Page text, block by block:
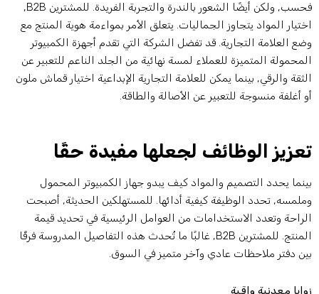
فحسب, ولكن أيضًا الشعور بالندرة والتجربة الفريدة. للمشترين B2B,
المواد يتجاوز الجماليات. يتعلق الأمر بمواءمة هوية المنتج مع
العلامة التجارية. قد تفضل الشركة التي تقدم أجهزة الكمبيوتر
المتميزة للعملاء لمسة نهائية من الجلد الناعم للتعبير عن
والرقي, بينما يمكن للعلامة التجارية الإبداعية اختيار قماش ملون
أغلفة منسوجة للتعبير عن الأصالة والطاقة.
الوظائف لجعلها مفيدة حقًا
يحدد التصميم والمواد كيف يبدو جهاز الكمبيوتر المحمول
تحدد الوظيفة كيفية أدائها. للمستهلكين الحديثة, أصبحت
وتعدد الاستخدامات من العوامل الرئيسية في تحديد قيمة
المنتج. للمشترين B2B, غالبًا ما تُحدث هذه التفاصيل المدروسة فرقًا
دفتر ملاحظات عادي وآخر متميز في السوق.
معدنية واقية